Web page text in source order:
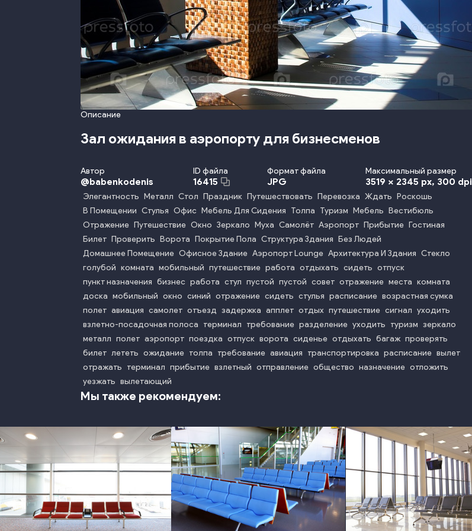
Описание
Зал ожидания в аэропорту для бизнесменов
Автор
@babenkodenis
ID файла
16415
Формат файла
JPG
Максимальный размер
3519 x 2345 px, 300 dpi
Элегантность Металл Стол Праздник Путешествовать Перевозка Ждать Роскошь
В Помещении Стулья Офис Мебель Для Сидения Толпа Туризм Мебель Вестибюль
Отражение Путешествие Окно Зеркало Муха Самолёт Аэропорт Прибытие Гостиная
Билет Проверить Ворота Покрытие Пола Структура Здания Без Людей
Домашнее Помещение Офисное Здание Аэропорт Lounge Архитектура И Здания Стекло
голубой комната мобильный путешествие работа отдыхать сидеть отпуск
пункт назначения бизнес работа стул пустой пустой совет отражение места комната
доска мобильный окно синий отражение сидеть стулья расписание возрастная сумка
полет авиация самолет отъезд задержка апплет отдых путешествие сигнал уходить
взлетно-посадочная полоса терминал требование разделение уходить туризм зеркало
металл полет аэропорт поездка отпуск ворота сиденье отдыхать багаж проверять
билет лететь ожидание толпа требование авиация транспортировка расписание вылет
отражать терминал прибытие взлетный отправление общество назначение отложить
уезжать вылетающий
Мы также рекомендуем:
photo photo photo